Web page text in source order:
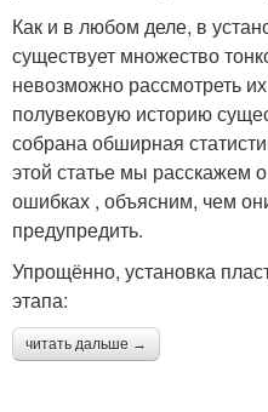
Как и в любом деле, в
существует множество
невозможно рассмотреть
полувековую историю
собрана обширная
этой статье мы расскажем
ошибках , объясним, чем
предупредить.
Упрощённо, установка
этапа:
читать дальше →